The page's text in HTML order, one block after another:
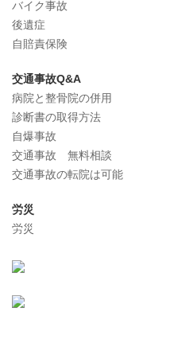
バイク事故
後遺症
自賠責保険
交通事故Q&A
病院と整骨院の併用
診断書の取得方法
自爆事故
交通事故 無料相談
交通事故の転院は可能
労災
労災